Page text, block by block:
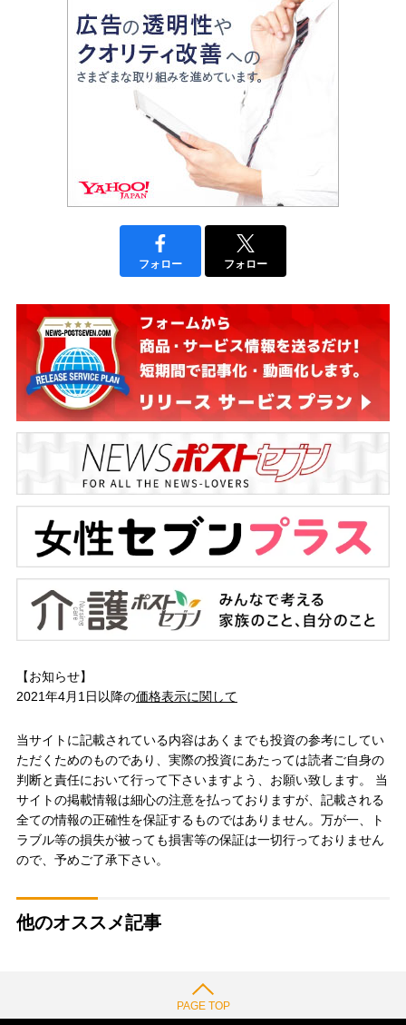
フォロー フォロー
【お知らせ】
2021年4月1日以降の価格表示に関して
当サイトに記載されている内容はあくまでも投資の参考にしてい
ただくためのものであり、実際の投資にあたっては読者ご自身の
判断と責任において行って下さいますよう、お願い致します。 当
サイトの掲載情報は細心の注意を払っておりますが、記載される
全ての情報の正確性を保証するものではありません。万が一、ト
ラブル等の損失が被っても損害等の保証は一切行っておりません
ので、予めご了承下さい。
他のオススメ記事
PAGE TOP